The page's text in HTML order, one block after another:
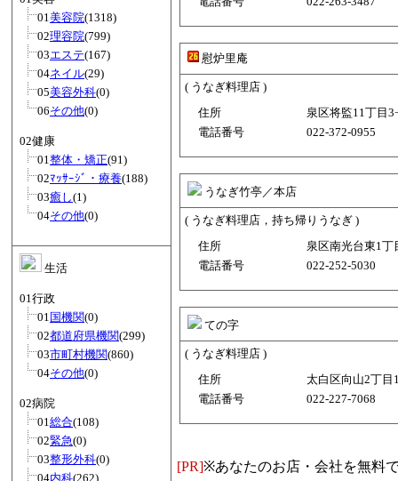
01美容院(1318)
02理容院(799)
03エステ(167)
04ネイル(29)
05美容外科(0)
06その他(0)
02健康
01整体・矯正(91)
02ﾏｯｻｰｼﾞ・療養(188)
03癒し(1)
04その他(0)
生活
01行政
01 国機関(0)
02都道府県機関(299)
03市町村機関(860)
04その他(0)
02病院
01総合(108)
02緊急(0)
03整形外科(0)
04内科(262)
慰炉里庵
( うなぎ料理店 )
住所
泉区将監11丁目
電話番号
022-372-0955
うなぎ竹亭／本店
( うなぎ料理店，持ち帰りうなぎ )
住所
泉区南光台東1丁
電話番号
022-252-5030
ての字
( うなぎ料理店 )
住所
太白区向山2丁目
電話番号
022-227-7068
[PR]※あなたのお店・会社を無料